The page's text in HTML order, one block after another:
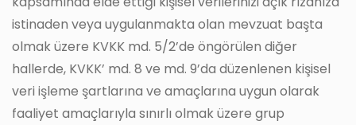
istinaden veya uygulanmakta olan mevzuat başta
olmak üzere KVKK md. 5/2’de öngörülen diğer
hallerde, KVKK’ md. 8 ve md. 9’da düzenlenen kişisel
veri işleme şartlarına ve amaçlarına uygun olarak
faaliyet amaçlarıyla sınırlı olmak üzere grup